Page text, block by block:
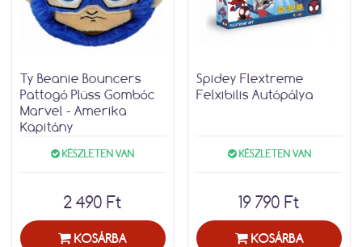
Ty Beanie Bouncers
Pattogó Plüss Gombóc
Marvel - Amerika
Kapitány
KÉSZLETEN VAN
2 490 Ft
KOSÁRBA
Spidey Flextreme
Felxibilis Autópálya
KÉSZLETEN VAN
19 790 Ft
KOSÁRBA